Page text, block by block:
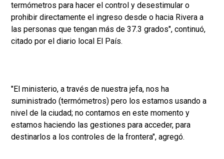
termómetros para hacer el control y desestimular o
prohibir directamente el ingreso desde o hacia Rivera a
las personas que tengan más de 37.3 grados", continuó,
citado por el diario local El País.
"El ministerio, a través de nuestra jefa, nos ha
suministrado (termómetros) pero los estamos usando a
nivel de la ciudad; no contamos en este momento y
estamos haciendo las gestiones para acceder, para
destinarlos a los controles de la frontera", agregó.